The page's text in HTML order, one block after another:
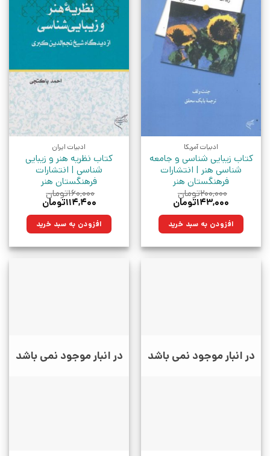
ادبیات آمریکا
کتاب زیبایی شناسی و جامعه
شناسی هنر | انتشارات
فرهنگستان هنر
۲۰۰,۰۰۰تومان
قیمت
۲۰۰,۰۰۰تومان
بود.
۱۴۳,۰۰۰تومان
۱۴۳,۰۰۰تومان.افزودن به سبد خرید
ادبیات ایران
کتاب نظریه هنر و زیبایی
شناسی | انتشارات
فرهنگستان هنر
۱۶۰,۰۰۰تومان
قیمت
۱۶۰,۰۰۰تومان
بود.
۱۱۴,۴۰۰تومان
۱۱۴,۴۰۰تومان.افزودن به سبد خرید
در انبار موجود نمی باشد در انبار موجود نمی باشد